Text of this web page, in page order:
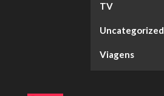
TV
Uncategorized
Viagens